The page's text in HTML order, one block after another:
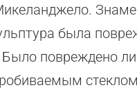
была
повреждено